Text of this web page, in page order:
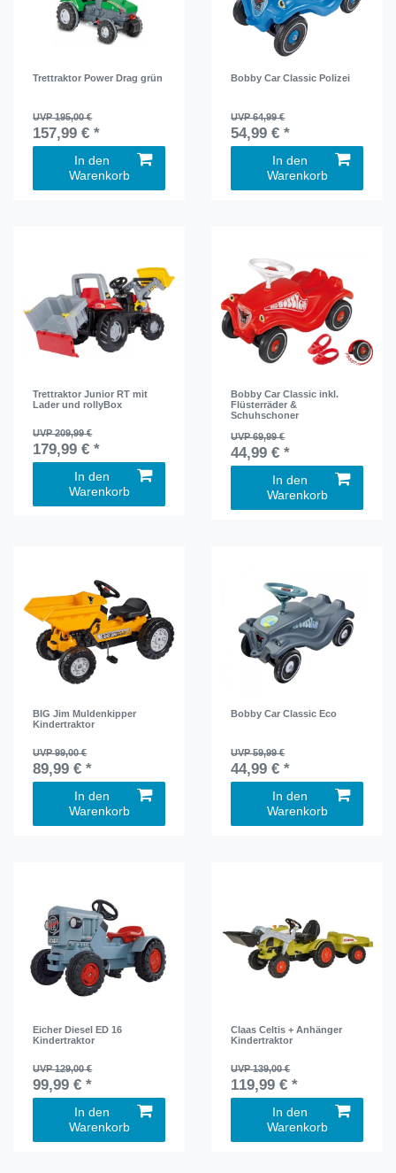
Trettraktor Power Drag grün
UVP 195,00 €
157,99 € *
In den
Warenkorb
Bobby Car Classic Polizei
UVP 64,99 €
54,99 € *
In den
Warenkorb
Trettraktor Junior RT mit
Lader und rollyBox
UVP 209,99 €
179,99 € *
In den
Warenkorb
Bobby Car Classic inkl.
Flüsterräder &
Schuhschoner
UVP 69,99 €
44,99 € *
In den
Warenkorb
BIG Jim Muldenkipper
Kindertraktor
UVP 99,00 €
89,99 € *
In den
Warenkorb
Bobby Car Classic Eco
UVP 59,99 €
44,99 € *
In den
Warenkorb
Eicher Diesel ED 16
Kindertraktor
UVP 129,00 €
99,99 € *
In den
Warenkorb
Claas Celtis + Anhänger
Kindertraktor
UVP 139,00 €
119,99 € *
In den
Warenkorb